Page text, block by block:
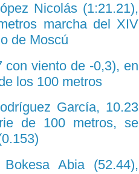
Nicolás (1:21.21),
marcha del XIV
de Moscú
con viento de -0,3), en
los 100 metros
García, 10.23
de 100 metros, se
Abia (52.44),